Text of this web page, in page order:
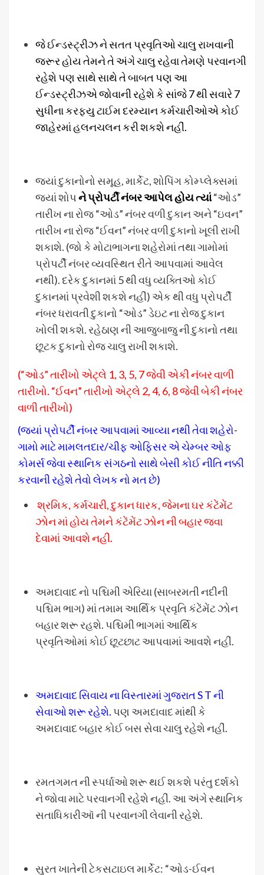
જે ઈન્ડસ્ટ્રીઝ ને સતત પ્રવૃતિઓ ચાલુ રાખવાની
જરૂર હોય તેમને તે અંગે ચાલુ રહેવા તેમણે પરવાનગી
રહેશે પણ સાથે સાથે તે બાબત પણ આ
ઈન્ડસ્ટ્રીઝએ જોવાની રહેશે કે સાંજે 7 થી સવારે 7
સુધીના કરફ્યુ ટાઈમ દરમ્યાન કર્મચારીઓએ કોઈ
જાહેરમાં હલનચલન કરી શકશે નહીં.
જ્યાં દુકાનોનો સમૂહ, માર્કેટ, શોપિંગ કોમ્પ્લેક્સમાં
જ્યાં શોપને પ્રોપર્ટી નંબર આપેલ હોય ત્યાં“ઓડ”
તારીખ ના રોજ “ઓડ” નંબર વળી દુકાન અને “ઇવન”
તારીખ ના રોજ “ઈવન” નંબર વળી દુકાનો ખૂલી રાખી
શકાશે. (જો કે મોટાભાગના શહેરોમાં તથા ગામોમાં
પ્રોપર્ટી નંબર વ્યવસ્થિત રીતે આપવામાં આવેલ
નથી). દરેક દુકાનમાં 5 થી વધુ વ્યક્તિઓ કોઈ
દુકાનમાં પ્રવેશી શકશે નહીં) એક થી વધુ પ્રોપર્ટી
નંબર ધરાવતી દુકાનો “ઓડ” ડેઇટ ના રોજ દુકાન
ખોલી શકશે. રહેઠાણ ની આજુબાજુ ની દુકાનો તથા
છૂટક દુકાનો રોજ ચાલુ રાખી શકાશે.
(“ઓડ” તારીખો એટ્લે 1, 3, 5, 7 જેવી એકી નંબર વાળી
તારીખો. “ઈવન” તારીખો એટ્લે 2, 4, 6, 8 જેવી બેકી નંબર
વાળી તારીખો)
(જ્યાં પ્રોપર્ટી નંબર આપવામાં આવ્યા નથી તેવા શહેરો-
ગામો માટે મામલતદાર/ચીફ ઓફિસર એ ચેમ્બર ઓફ
કોમર્સ જેવા સ્થાનિક સંગઠનો સાથે બેસી કોઈ નીતિ નક્કી
કરવાની રહેશે તેવો લેખક નો મત છે)
શ્રમિક, કર્મચારી, દુકાન ધારક, જેમના ઘર કંટેંમેંટ
ઝોન માં હોય તેમને કંટેંમેંટ ઝોન ની બહાર જવા
દેવામાં આવશે નહીં.
અમદાવાદ નો પશ્ચિમી એરિયા (સાબરમતી નદીની
પશ્ચિમ ભાગ) માં તમામ આર્થિક પ્રવૃતિ કંટેંમેંટ ઝોન
બહાર શરૂ રહશે. પશ્ચિમી ભાગમાં આર્થિક
પ્રવૃતિઓમાં કોઈ છૂટછાટ આપવામાં આવશે નહીં.
અમદાવાદ સિવાય ના વિસ્તારમાં ગુજરાત S T ની
સેવાઓ શરૂ રહેશે. પણ અમદાવાદ માંથી કે
અમદાવાદ બહાર કોઈ બસ સેવા ચાલુ રહેશે નહીં.
રમતગમત ની સ્પર્ધાઓ શરૂ થઈ શકશે પરંતુ દર્શકો
ને જોવા માટે પરવાનગી રહેશે નહીં. આ અંગે સ્થાનિક
સતાધિકારીઑ ની પરવાનગી લેવાની રહેશે.
સુરત ખાતેની ટેકસટાઇલ માર્કેટ: “ઓડ-ઈવન